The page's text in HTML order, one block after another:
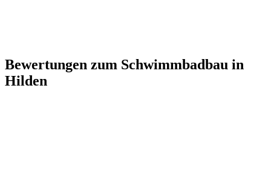
Bewertungen zum Schwimmbadbau in
Hilden